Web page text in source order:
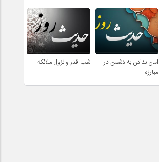
امان ندادن به دشمن در
مبارزه
شب قدر و نزول ملائکه